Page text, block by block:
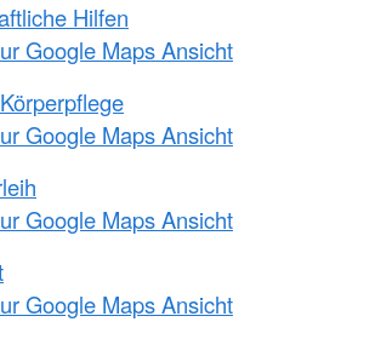
Hilfen
Google Maps Ansicht
Google Maps Ansicht
Google Maps Ansicht
Google Maps Ansicht